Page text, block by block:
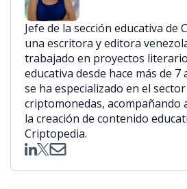
Jefe de la sección educativa de
una escritora y editora
trabajado en proyectos
educativa desde hace más de 7
se ha especializado en el
criptomonedas, acompañando
la creación de contenido
Criptopedia.